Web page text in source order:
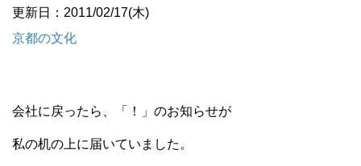
更新日：2011/02/17(木)
京都の文化
会社に戻ったら、「！」のお知らせが
私の机の上に届いていました。